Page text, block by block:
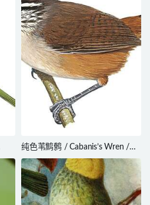
纯色苇鹪鹩 / Cabanis’s Wren /
Cantorchilus modestus